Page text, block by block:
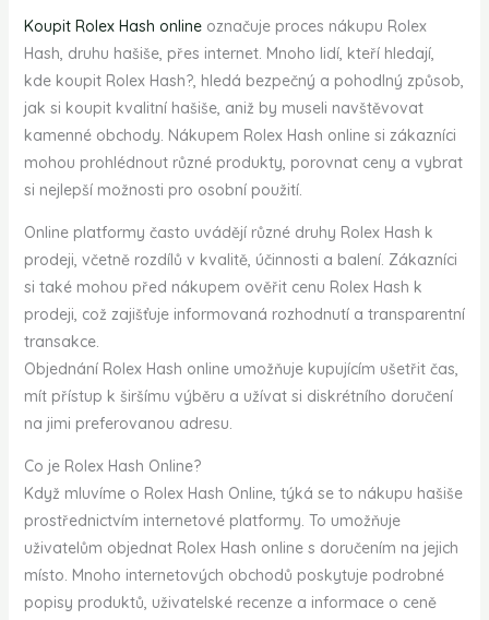
Koupit Rolex Hash onlineoznačuje proces nákupu Rolex
Hash, druhu hašiše, přes internet. Mnoho lidí, kteří hledají,
kde koupit Rolex Hash?, hledá bezpečný a pohodlný způsob,
jak si koupit kvalitní hašiše, aniž by museli navštěvovat
kamenné obchody. Nákupem Rolex Hash online si zákazníci
mohou prohlédnout různé produkty, porovnat ceny a vybrat
si nejlepší možnosti pro osobní použití.
Online platformy často uvádějí různé druhy Rolex Hash k
prodeji, včetně rozdílů v kvalitě, účinnosti a balení. Zákazníci
si také mohou před nákupem ověřit cenu Rolex Hash k
prodeji, což zajišťuje informovaná rozhodnutí a transparentní
transakce.
Objednání Rolex Hash online umožňuje kupujícím ušetřit čas,
mít přístup k širšímu výběru a užívat si diskrétního doručení
na jimi preferovanou adresu.
Co je Rolex Hash Online?
Když mluvíme o Rolex Hash Online, týká se to nákupu hašiše
prostřednictvím internetové platformy. To umožňuje
uživatelům objednat Rolex Hash online s doručením na jejich
místo. Mnoho internetových obchodů poskytuje podrobné
popisy produktů, uživatelské recenze a informace o ceně